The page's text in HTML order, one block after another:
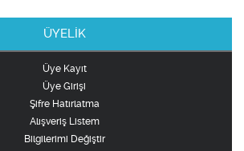
ÜYELİK
Üye Kayıt
Üye Girişi
Şifre Hatırlatma
Alışveriş Listem
Bilgilerimi Değiştir